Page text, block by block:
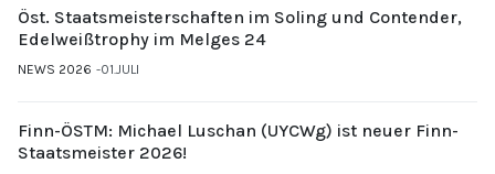
Öst. Staatsmeisterschaften im Soling und Contender,
Edelweißtrophy im Melges 24
NEWS 2026 01.JULI
Finn-ÖSTM: Michael Luschan (UYCWg) ist neuer Finn-
Staatsmeister 2026!